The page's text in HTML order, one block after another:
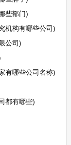
些部门)
机构有哪些公司)
公司)
有哪些公司名称)
都有哪些)